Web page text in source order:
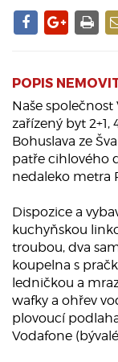
POPIS
Naše
zařízený byt
Bohuslava ze
patře cihlového
nedaleko metra
Dispozice a
kuchyňskou
troubou, dva
koupelna s
ledničkou a
wafky a ohřev
plovoucí
Vodafone